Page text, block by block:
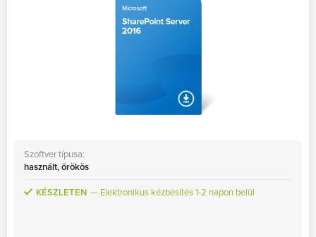
Szoftver típusa:
használt, örökös
KÉSZLETEN Elektronikus kézbesítés 1-2 napon belül